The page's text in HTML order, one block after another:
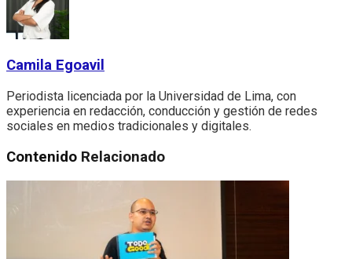
Camila Egoavil
Periodista licenciada por la Universidad de Lima, con
experiencia en redacción, conducción y gestión de redes
sociales en medios tradicionales y digitales.
Contenido Relacionado